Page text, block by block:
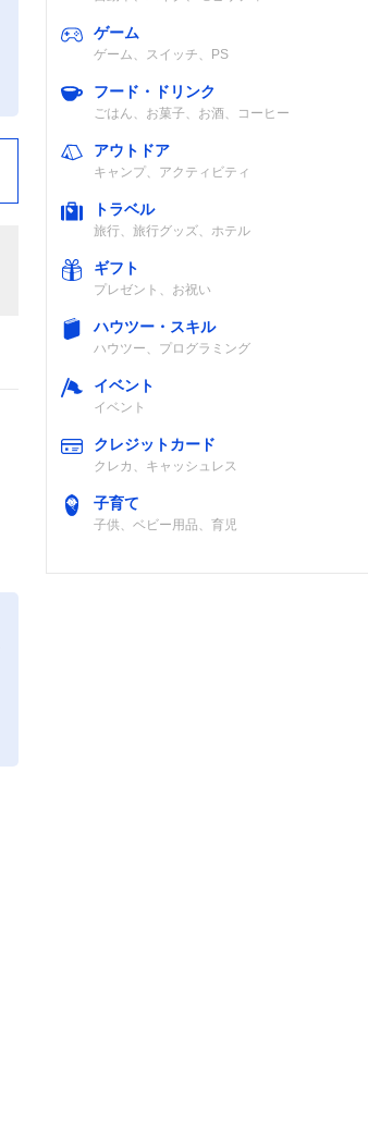
ゲーム
ゲーム、スイッチ、PS
フード・ドリンク
ごはん、お菓子、お酒、コーヒー
アウトドア
キャンプ、アクティビティ
トラベル
旅行、旅行グッズ、ホテル
ギフト
プレゼント、お祝い
ハウツー・スキル
ハウツー、プログラミング
イベント
イベント
クレジットカード
クレカ、キャッシュレス
子育て
子供、ベビー用品、育児